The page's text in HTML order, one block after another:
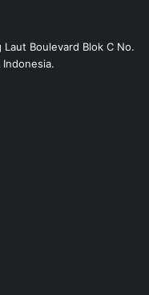
Laut Boulevard Blok C No.
Indonesia.